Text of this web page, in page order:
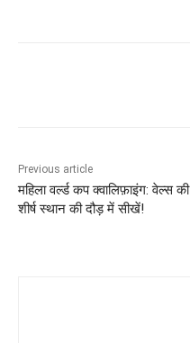
Previous article
महिला वर्ल्ड कप क्वालिफ़ाइंग: वेल्स की
शीर्ष स्थान की दौड़ में सीखें!